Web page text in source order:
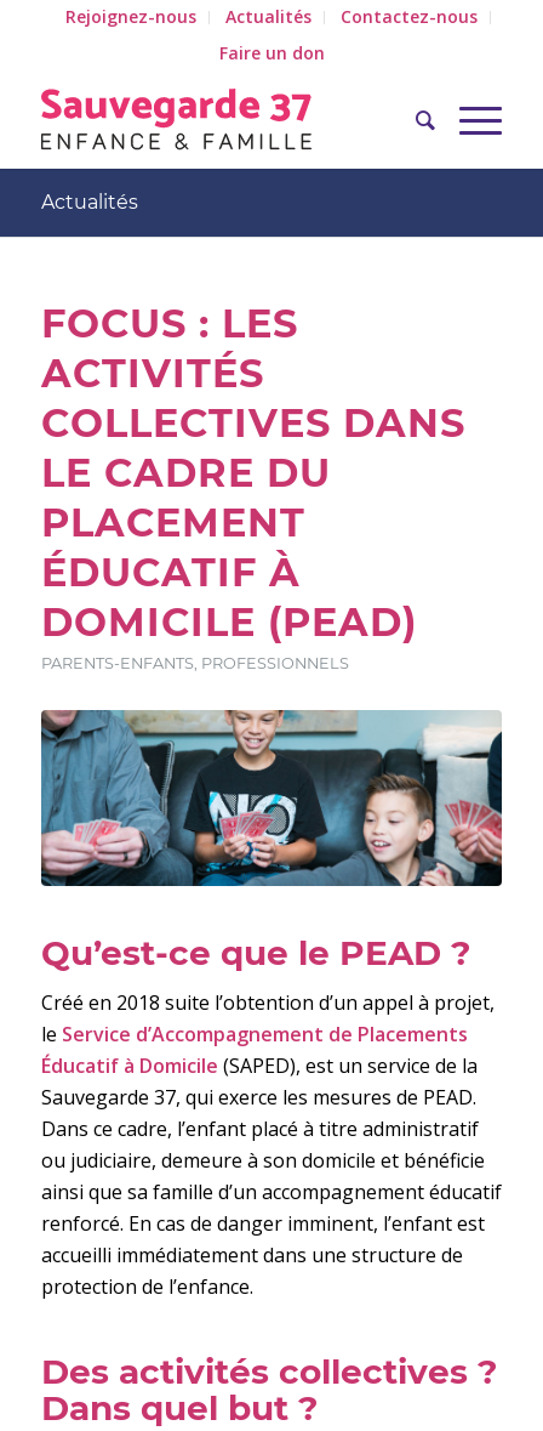
Rejoignez-nous Actualités
Contactez-nous
Faire un don
Actualités
FOCUS : LES
ACTIVITÉS
COLLECTIVES DANS
LE CADRE DU
PLACEMENT
ÉDUCATIF À
DOMICILE (PEAD)
PARENTS-ENFANTS, PROFESSIONNELS
Qu’est-ce que le PEAD ?
Créé en 2018 suite l’obtention d’un appel à projet,
le Service d’Accompagnement de Placements
Éducatif à Domicile (SAPED), est un service de la
Sauvegarde 37, qui exerce les mesures de PEAD.
Dans ce cadre, l’enfant placé à titre administratif
ou judiciaire, demeure à son domicile et bénéficie
ainsi que sa famille d’un accompagnement éducatif
renforcé. En cas de danger imminent, l’enfant est
accueilli immédiatement dans une structure de
protection de l’enfance.
Des activités collectives ?
Dans quel but ?